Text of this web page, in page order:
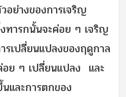
ย่างของการเจริญ
ทารกนั้นจะค่อย ๆ เจริญ
เปลี่ยนแปลงของฤดูกาล
ย ๆ เปลี่ยนแปลง และ
และการตกของ